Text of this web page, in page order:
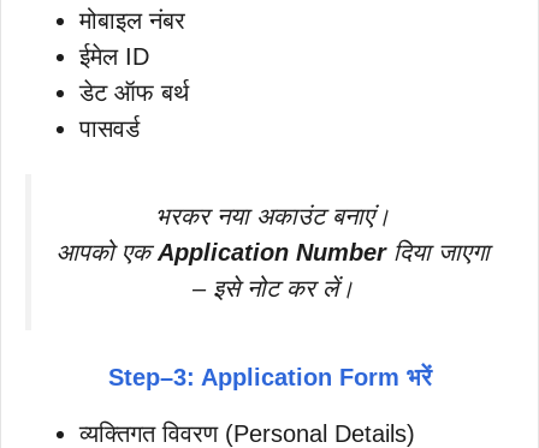
मोबाइल नंबर
ईमेल ID
डेट ऑफ बर्थ
पासवर्ड
भरकर नया अकाउंट बनाएं।
आपको एकApplication Numberदिया जाएगा
– इसे नोट कर लें।
Step–3: Application Form भरें
व्यक्तिगत विवरण (Personal Details)